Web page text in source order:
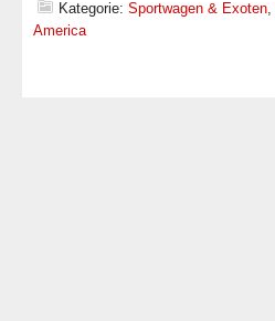
Kategorie: Sportwagen & Exoten,
America